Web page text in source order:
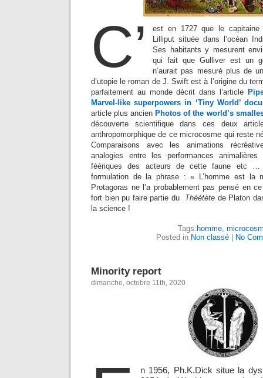
C’
est en 1727 que le capitaine
Lilliput située dans l’océan
Ses habitants y mesurent
qui fait que Gulliver est un
n’aurait pas mesuré plus de
d’utopie le roman de J. Swift est à l’origine du
parfaitement au monde décrit dans l’article
Marvel-like superpowers in ‘Tiny World’
article plus ancien Photos of the world’s
découverte scientifique dans ces deux
anthropomorphique de ce microcosme qui reste
Comparaisons avec les animations
analogies entre les performances
féériques des acteurs de cette faune etc …
formulation de la phrase : « L’homme est la
Protagoras ne l’a probablement pas pensé en
fort bien pu faire partie du Théétète de Platon
la science !
Tags: homme,
Posted in Non classé| No
Minority report
dimanche, octobre 11th, 2020
n 1956, Ph.K.Dick situe la